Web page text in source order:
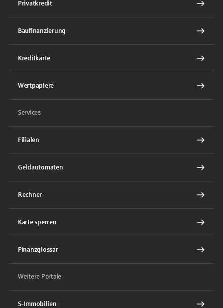
Privatkredit
Baufinanzierung
Kreditkarte
Wertpapiere
Services
Filialen
Geldautomaten
Rechner
Karte sperren
Finanzglossar
Weitere Portale
S-Immobilien